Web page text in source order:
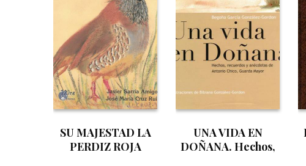
SU MAJESTAD LA
PERDIZ ROJA
UNA VIDA EN
DOÑANA. Hechos,